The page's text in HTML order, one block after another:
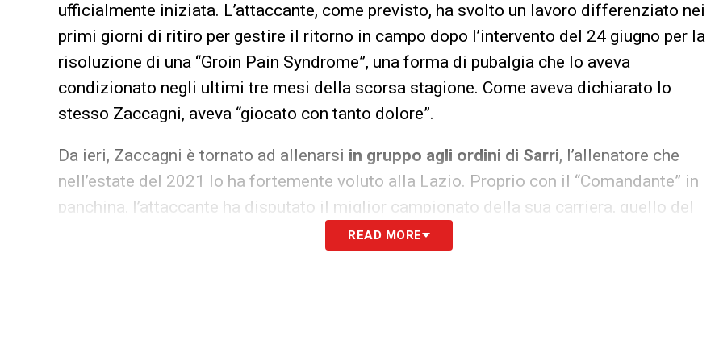
ufficialmente iniziata. L’attaccante, come previsto, ha svolto un lavoro differenziato nei
primi giorni di ritiro per gestire il ritorno in campo dopo l’intervento del 24 giugno per la
risoluzione di una “Groin Pain Syndrome”, una forma di pubalgia che lo aveva
condizionato negli ultimi tre mesi della scorsa stagione. Come aveva dichiarato lo
stesso Zaccagni, aveva “giocato con tanto dolore”.
Da ieri, Zaccagni è tornato ad allenarsi in gruppo agli ordini di Sarri, l’allenatore che
nell’estate del 2021 lo ha fortemente voluto alla Lazio. Proprio con il “Comandante” in
panchina, l’attaccante ha disputato il miglior campionato della sua carriera, quello del
secondo posto (2022-2023), chiudendo con10 gol
READ MORE